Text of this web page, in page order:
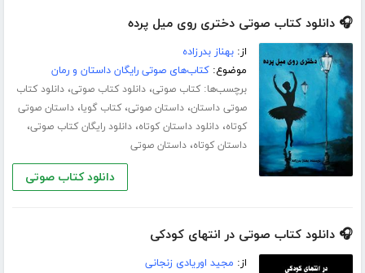
🎧 دانلود کتاب صوتی دختری روی میل پرده
از:بهناز بدرزاده
موضوع:کتاب‌های صوتی رایگان داستان و رمان
برچسب‌ها:کتاب صوتی،دانلود کتاب صوتی،دانلود کتاب
صوتی داستان،داستان صوتی،کتاب گویا،داستان صوتی
کوتاه،دانلود داستان کوتاه،دانلود رایگان کتاب صوتی،
داستان کوتاه،داستان صوتی
دانلود کتاب صوتی
🎧 دانلود کتاب صوتی در انتهای کودکی
از: مجید اوریادی زنجانی